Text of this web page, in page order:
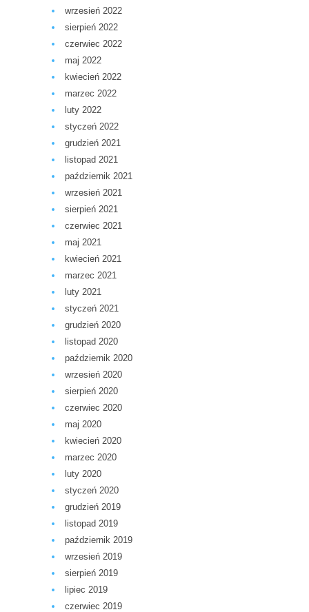
wrzesień 2022
sierpień 2022
czerwiec 2022
maj 2022
kwiecień 2022
marzec 2022
luty 2022
styczeń 2022
grudzień 2021
listopad 2021
październik 2021
wrzesień 2021
sierpień 2021
czerwiec 2021
maj 2021
kwiecień 2021
marzec 2021
luty 2021
styczeń 2021
grudzień 2020
listopad 2020
październik 2020
wrzesień 2020
sierpień 2020
czerwiec 2020
maj 2020
kwiecień 2020
marzec 2020
luty 2020
styczeń 2020
grudzień 2019
listopad 2019
październik 2019
wrzesień 2019
sierpień 2019
lipiec 2019
czerwiec 2019